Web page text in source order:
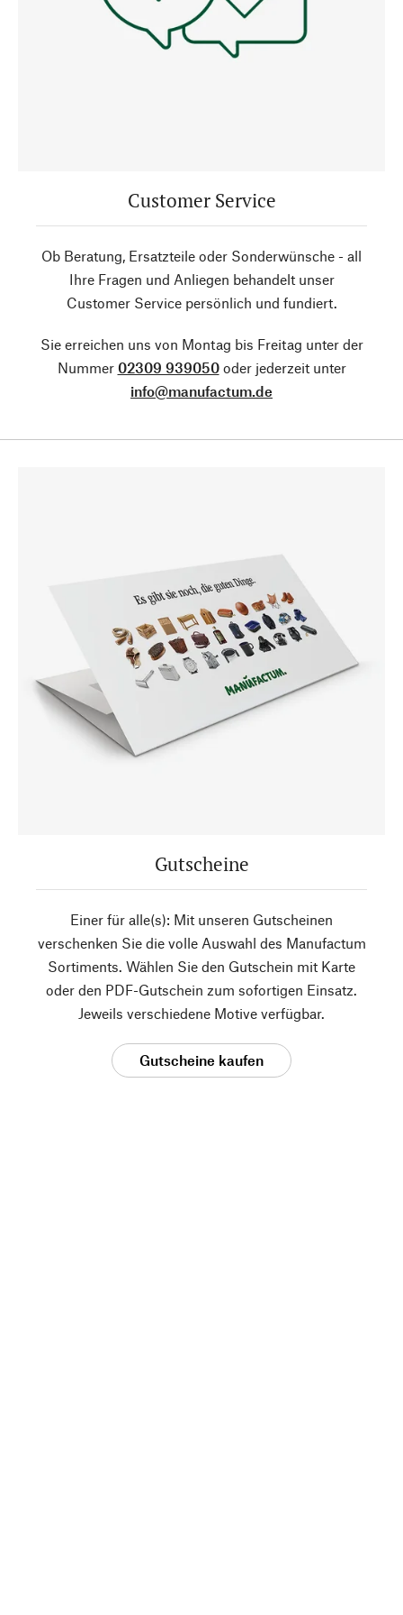
Customer Service
Ob Beratung, Ersatzteile oder Sonderwünsche - all
Ihre Fragen und Anliegen behandelt unser
Customer Service persönlich und fundiert.
Sie erreichen uns von Montag bis Freitag unter der
Nummer 02309 939050oder jederzeit unter
info@manufactum.de
Gutscheine
Einer für alle(s): Mit unseren Gutscheinen
verschenken Sie die volle Auswahl des Manufactum
Sortiments. Wählen Sie den Gutschein mit Karte
oder den PDF-Gutschein zum sofortigen Einsatz.
Jeweils verschiedene Motive verfügbar.
Gutscheine kaufen